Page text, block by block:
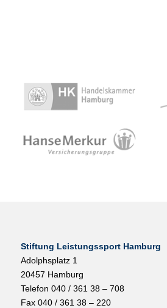
Stiftung Leistungssport Hamburg
Adolphsplatz 1
20457 Hamburg
Telefon 040 / 361 38 – 708
Fax 040 / 361 38 – 220